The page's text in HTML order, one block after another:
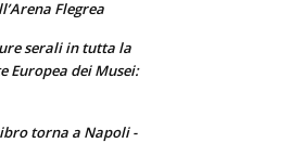
Flegrea
serali in tutta la
Europea dei Musei:
torna a Napoli -